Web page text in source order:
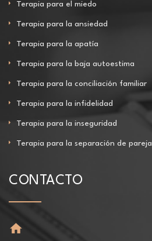
Terapia para el miedo
Terapia para la ansiedad
Terapia para la apatía
Terapia para la baja autoestima
Terapia para la conciliación familiar
Terapia para la infidelidad
Terapia para la inseguridad
Terapia para la separación de pareja
CONTACTO